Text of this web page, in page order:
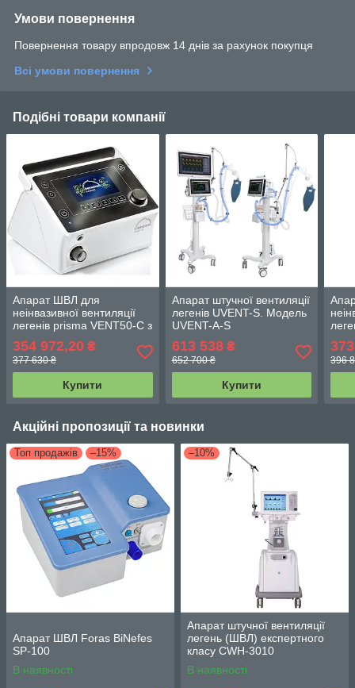
Умови повернення
Повернення товару впродовж 14 днів за рахунок покупця
Всі умови повернення
Подібні товари компанії
Апарат ШВЛ для
неінвазивної вентиляції
легенів prisma VENT50-C з
акумулятором та
зволожувачем
prismaAQUA (базова
комплектація)
354 972,20 ₴
377 630 ₴
Купити
Апарат штучної вентиляції
легенів UVENT-S. Модель
UVENT-A-S
613 538₴
652 700 ₴
Купити
АКБ
396
Акційні пропозиції та новинки
Топ продажів –15%
Апарат ШВЛ Foras BiNefes
SP-100
В наявності
–10%
Апарат штучної вентиляції
легень (ШВЛ) експертного
класу CWH-3010
В наявності